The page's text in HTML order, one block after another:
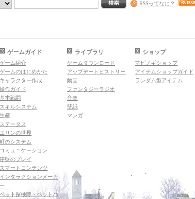
RSSってなに？
ゲームガイド
ゲーム紹介
ゲームのはじめかた
キャラクター作成
操作ガイド
基本戦闘
スキルシステム
生産
ステータス
エリンの世界
町のシステム
コミュニケーション
序盤のプレイ
スマートコンテンツ
インタラクションメーカ
ー
ペット探検隊・ペットハ
ライブラリ
ゲームダウンロード
アップデートヒストリー
動画
ファンタジーラジオ
音楽
壁紙
マンガ
ショップ
マビノギショップ
アイテムショップガイド
ランダム型アイテム